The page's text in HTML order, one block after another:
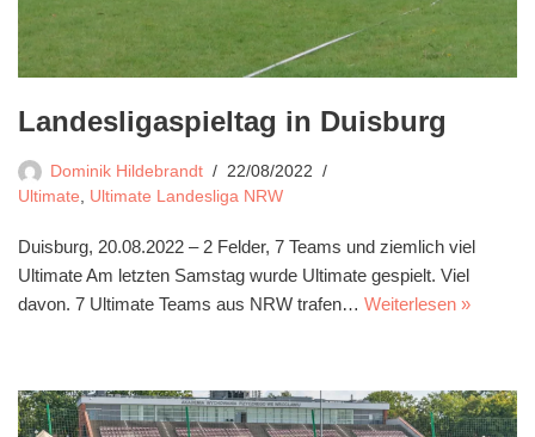
Landesligaspieltag in Duisburg
Dominik Hildebrandt
22/08/2022
Ultimate
Ultimate Landesliga NRW
Duisburg, 20.08.2022 – 2 Felder, 7 Teams und ziemlich viel
Ultimate Am letzten Samstag wurde Ultimate gespielt. Viel
davon. 7 Ultimate Teams aus NRW trafen… Weiterlesen »